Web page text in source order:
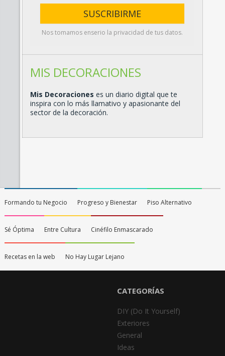
Nos tomamos enserio la privacidad de tus datos.
MIS DECORACIONES
Mis Decoraciones es un diario digital que te
inspira con lo más llamativo y apasionante del
sector de la decoración.
Formando tu Negocio Progreso y Bienestar Piso Alternativo
Sé Óptima Entre Cultura Cinéfilo Enmascarado
Recetas en la web No Hay Lugar Lejano
CATEGORÍAS
DIY (Do It Yourself)
Exteriores
General
Ideas